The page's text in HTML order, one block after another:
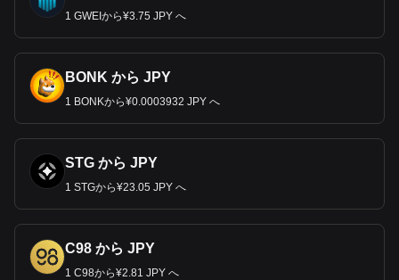
1 GWEIから¥3.75 JPY へ
BONK から JPY
1 BONKから¥0.0003932 JPY へ
STG から JPY
1 STGから¥23.05 JPY へ
C98 から JPY
1 C98から¥2.81 JPY へ